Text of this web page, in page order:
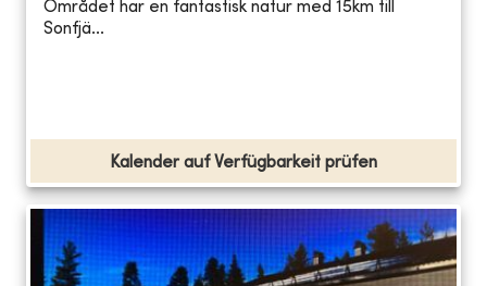
Området har en fantastisk natur med 15km till
Sonfjä...
Kalender auf Verfügbarkeit prüfen